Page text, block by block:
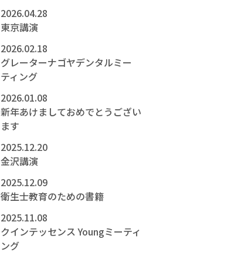
2026.04.28
東京講演
2026.02.18
グレーターナゴヤデンタルミー
ティング
2026.01.08
新年あけましておめでとうござい
ます
2025.12.20
金沢講演
2025.12.09
衛生士教育のための書籍
2025.11.08
クインテッセンス Youngミーティ
ング